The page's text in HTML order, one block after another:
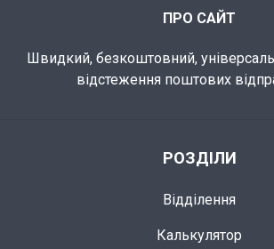
ПРО САЙТ
Швидкий, безкоштовний,
відстеження поштових
РОЗДІЛИ
Відділення
Калькулятор